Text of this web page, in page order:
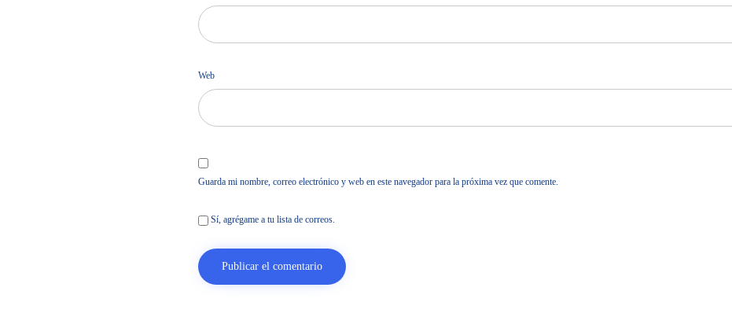
Web
Guarda mi nombre, correo electrónico y web en este navegador para la próxima vez que comente.
Sí, agrégame a tu lista de correos.